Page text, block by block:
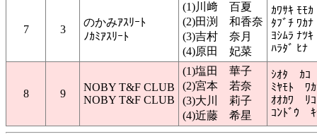
7 3
のかみｱｽﾘｰﾄ
ﾉｶﾐｱｽﾘｰﾄ
(1)川﨑 百夏
(2)田渕 和香奈
(3)吉村 奈月
(4)原田 妃菜
ｶﾜｻｷ ﾓﾓｶ
ﾀﾌﾞﾁ ﾜｶﾅ
ﾖｼﾑﾗ ﾅﾂｷ
ﾊﾗﾀﾞ ﾋﾅ
8 9
NOBY T&F CLUB
NOBY T&F CLUB
(1)塩田 華子
(2)宮本 若奈
(3)大川 莉子
(4)近藤 希星
ｼｵﾀ ｶｺ
ﾐﾔﾓﾄ ﾜ
ｵｵｶﾜ ﾘｺ
ｺﾝﾄﾞｳ